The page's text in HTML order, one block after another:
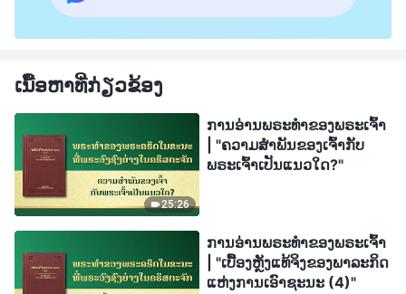
ເນື້ອຫາທີ່ກ່ຽວຂ້ອງ
25:26
ການອ່ານພຣະທຳຂອງພຣະເຈົ້າ
| "ຄວາມສຳພັນຂອງເຈົ້າກັບ
ພຣະເຈົ້າເປັນແນວໃດ?"
ການອ່ານພຣະທຳຂອງພຣະເຈົ້າ
| "ເບື້ອງຫຼັງແທ້ຈິງຂອງພາລະກິດ
ແຫ່ງການເອົາຊະນະ (4)"